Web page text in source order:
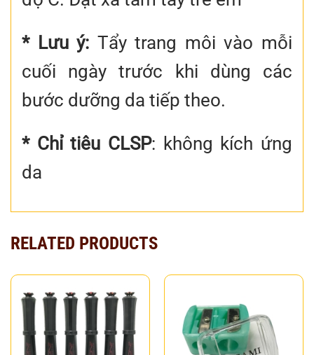
* Lưu ý: Tẩy trang môi vào mỗi
cuối ngày trước khi dùng các
bước dưỡng da tiếp theo.
* Chỉ tiêu CLSP: không kích ứng
da
RELATED PRODUCTS